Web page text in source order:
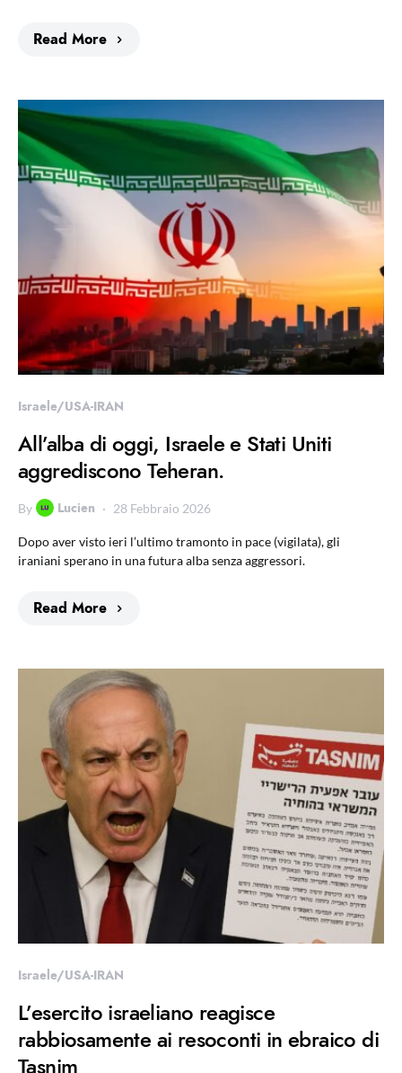
Read More
Israele/USA-IRAN
All’alba di oggi, Israele e Stati Uniti
aggrediscono Teheran.
By Lucien 28 Febbraio 2026
Dopo aver visto ieri l’ultimo tramonto in pace (vigilata), gli
iraniani sperano in una futura alba senza aggressori.
Read More
Israele/USA-IRAN
L’esercito israeliano reagisce
rabbiosamente ai resoconti in ebraico di
Tasnim